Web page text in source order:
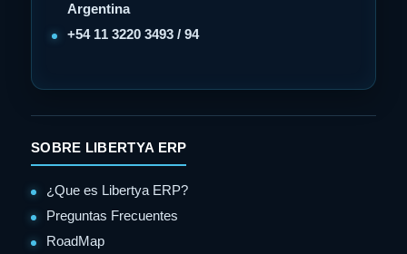
Argentina
+54 11 3220 3493 / 94
SOBRE LIBERTYA ERP
¿Que es Libertya ERP?
Preguntas Frecuentes
RoadMap